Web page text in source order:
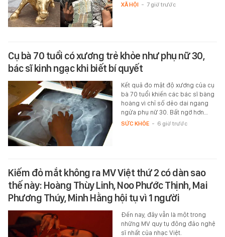
XÃ HỘI - 7 giờ trước
Cụ bà 70 tuổi có xương trẻ khỏe như phụ nữ 30,
bác sĩ kinh ngạc khi biết bí quyết
Kết quả đo mật độ xương của cụ
bà 70 tuổi khiến các bác sĩ bàng
hoàng vì chỉ số dẻo dai ngang
ngửa phụ nữ 30. Bất ngờ hơn…
SỨC KHỎE - 6 giờ trước
Kiếm đỏ mắt không ra MV Việt thứ 2 có dàn sao
thế này: Hoàng Thùy Linh, Noo Phước Thịnh, Mai
Phương Thúy, Minh Hằng hội tụ vì 1 người
Đến nay, đây vẫn là một trong
những MV quy tụ đông đảo nghệ
sĩ nhất của nhạc Việt.